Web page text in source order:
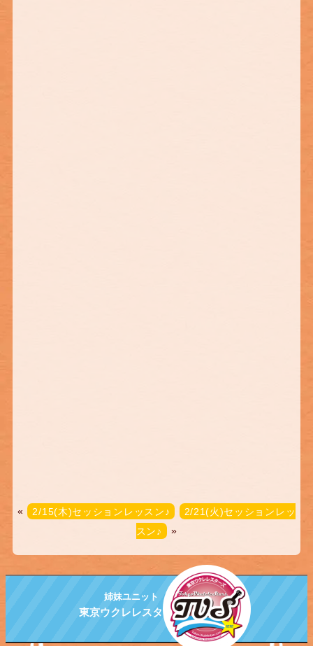
« 2/15(木)セッションレッスン♪
2/21(火)セッションレッ
スン♪ »
姉妹ユニット
東京ウクレレスターズ